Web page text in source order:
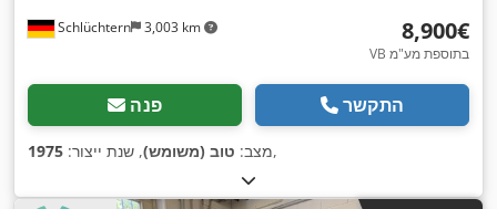
Schlüchtern 3,003 km ‏8,900 ‏€
VB בתוספת מע"מ
פנה התקשר
מצב: טוב (משומש), שנת ייצור: 1975 ,